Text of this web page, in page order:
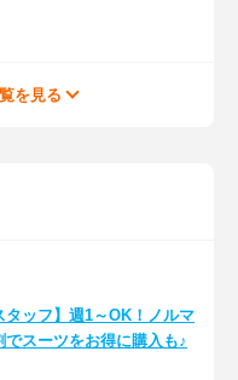
を見る
タッフ】週1～OK！ノルマ
スーツをお得に購入も♪